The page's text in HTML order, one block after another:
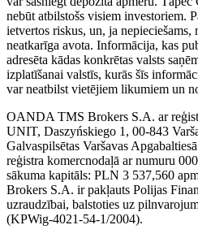
nebūt atbilstošs visiem investoriem.
ietvertos riskus, un, ja nepieciešams,
neatkarīga avota. Informācija, kas
adresēta kādas konkrētas valsts
izplatīšanai valstīs, kurās šīs
var neatbilst vietējiem likumiem un
OANDA TMS Brokers S.A. ar
UNIT, Daszyńskiego 1, 00-843
Galvaspilsētas Varšavas
reģistra komercnodaļā ar numuru
sākuma kapitāls: PLN 3 537,560
Brokers S.A. ir pakļauts Polijas
uzraudzībai, balstoties uz
(KPWig-4021-54-1/2004).